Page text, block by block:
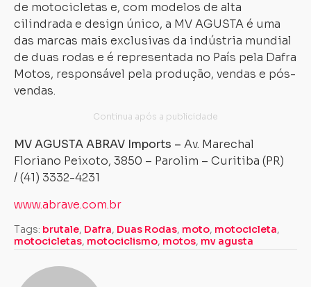
de motocicletas e, com modelos de alta
cilindrada e design único, a MV AGUSTA é uma
das marcas mais exclusivas da indústria mundial
de duas rodas e é representada no País pela Dafra
Motos, responsável pela produção, vendas e pós-
vendas.
MV AGUSTA ABRAV Imports – Av. Marechal
Floriano Peixoto, 3850 – Parolim – Curitiba (PR)
/ (41) 3332-4231
www.abrave.com.br
Tags: brutale, Dafra, Duas Rodas, moto, motocicleta,
motocicletas, motociclismo, motos, mv agusta
Carregando...
Carregando...